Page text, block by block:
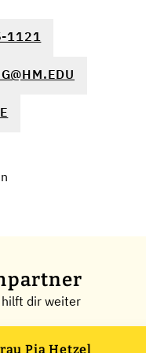
1121
dir weiter
Frau Pia Hetzel